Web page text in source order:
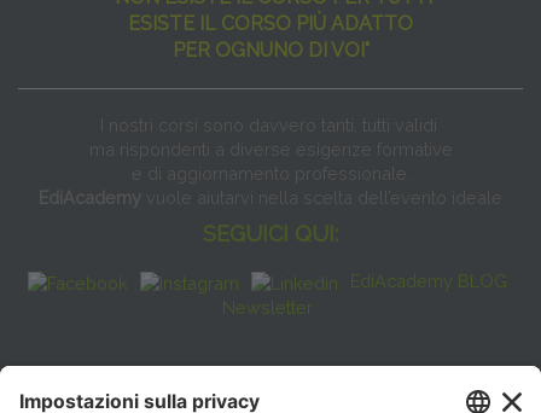
ESISTE IL CORSO PIÙ ADATTO
PER OGNUNO DI VOI"
I nostri corsi sono davvero tanti, tutti validi
ma rispondenti a diverse esigenze formative
e di aggiornamento professionale.
EdiAcademy vuole aiutarvi nella scelta dell’evento ideale
SEGUICI QUI:
EdiAcademy BLOG
Newsletter
FAQ